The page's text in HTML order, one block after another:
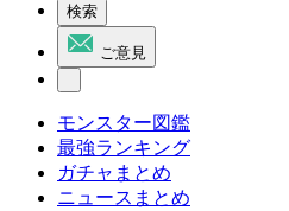
検索
ご意見
モンスター図鑑
最強ランキング
ガチャまとめ
ニュースまとめ